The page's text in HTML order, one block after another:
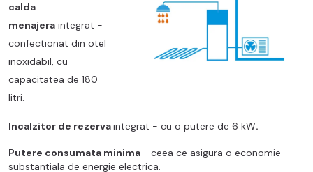
calda
menajera integrat -
confectionat din otel
inoxidabil, cu
capacitatea de 180
litri.
Incalzitor de rezervaintegrat - cu o putere de 6 kW.
Putere consumata minima - ceea ce asigura o economie
substantiala de energie electrica.